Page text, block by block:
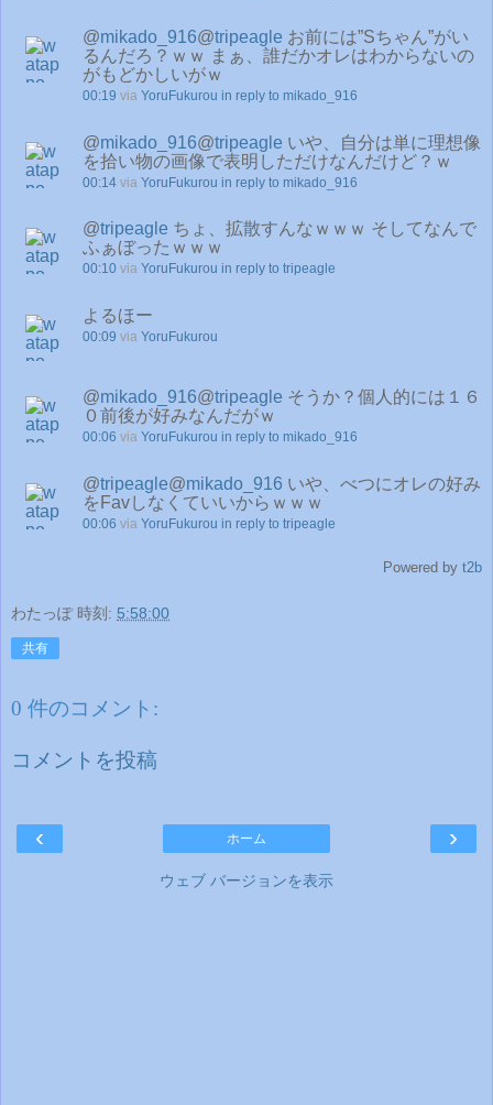
@mikado_916@tripeagle お前には”Sちゃん”がい
るんだろ？ｗｗ まぁ、誰だかオレはわからないの
がもどかしいがｗ
00:19 via YoruFukurou in reply to mikado_916
@mikado_916@tripeagle いや、自分は単に理想像
を拾い物の画像で表明しただけなんだけど？ｗ
00:14 via YoruFukurou in reply to mikado_916
@tripeagle ちょ、拡散すんなｗｗｗ そしてなんで
ふぁぼったｗｗｗ
00:10 via YoruFukurou in reply to tripeagle
よるほー
00:09 via YoruFukurou
@mikado_916@tripeagle そうか？個人的には１６
０前後が好みなんだがｗ
00:06 via YoruFukurou in reply to mikado_916
@tripeagle@mikado_916 いや、べつにオレの好み
をFavしなくていいからｗｗｗ
00:06 via YoruFukurou in reply to tripeagle
Powered by t2b
わたっぽ 時刻: 5:58:00
共有
0 件のコメント:
コメントを投稿
‹ ›
ホーム
ウェブ バージョンを表示